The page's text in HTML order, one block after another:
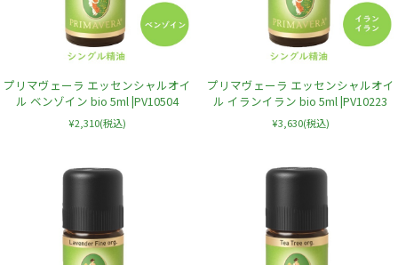
プリマヴェーラ エッセンシャルオイ
ル ベンゾイン bio 5ml |PV10504
¥2,310(税込)
プリマヴェーラ エッセンシャルオイ
ル イランイラン bio 5ml |PV10223
¥3,630(税込)